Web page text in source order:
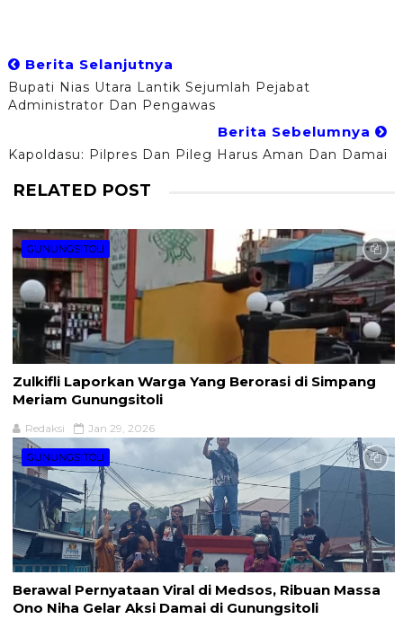
Berita Selanjutnya
Bupati Nias Utara Lantik Sejumlah Pejabat
Administrator Dan Pengawas
Berita Sebelumnya
Kapoldasu: Pilpres Dan Pileg Harus Aman Dan Damai
RELATED POST
GUNUNGSITOLI
Zulkifli Laporkan Warga Yang Berorasi di Simpang
Meriam Gunungsitoli
Redaksi Jan 29, 2026
GUNUNGSITOLI
Berawal Pernyataan Viral di Medsos, Ribuan Massa
Ono Niha Gelar Aksi Damai di Gunungsitoli